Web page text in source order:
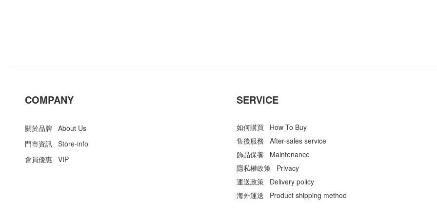
COMPANY
關於品牌 About Us
門市資訊 Store-info
會員優惠 VIP
SERVICE
如何購買 How To Buy
售後服務 After-sales service
飾品保養 Maintenance
隱私權政策 Privacy
運送政策 Delivery policy
海外運送 Product shipping method